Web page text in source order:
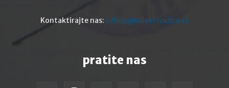
Kontaktirajte nas: office@kolektivuzice.rs
pratite nas